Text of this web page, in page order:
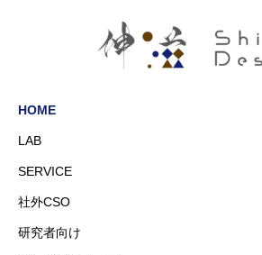
HOME
LAB
SERVICE
社外CSO
研究者向け